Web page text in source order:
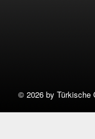
© 2026 by Türkische